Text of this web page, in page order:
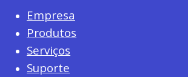
Empresa
Produtos
Serviços
Suporte